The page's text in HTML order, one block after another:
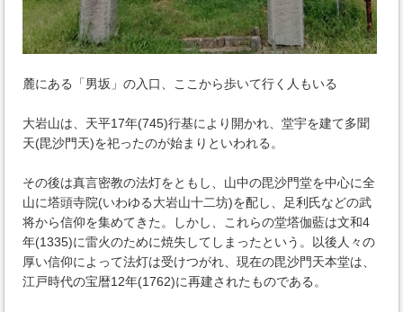
麓にある「男坂」の入口、ここから歩いて行く人もいる
大岩山は、天平17年(745)行基により開かれ、堂宇を建て多聞
天(毘沙門天)を祀ったのが始まりといわれる。
その後は真言密教の法灯をともし、山中の毘沙門堂を中心に全
山に塔頭寺院(いわゆる大岩山十二坊)を配し、足利氏などの武
将から信仰を集めてきた。しかし、これらの堂塔伽藍は文和4
年(1335)に雷火のために焼失してしまったという。以後人々の
厚い信仰によって法灯は受けつがれ、現在の毘沙門天本堂は、
江戸時代の宝暦12年(1762)に再建されたものである。